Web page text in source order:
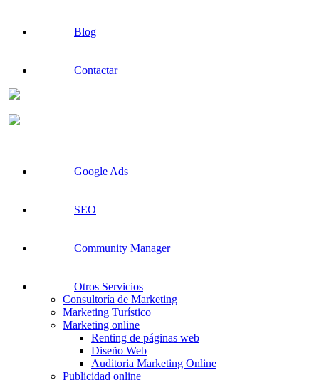
Blog
Contactar
Google Ads
SEO
Community Manager
Otros Servicios
Consultoría de Marketing
Marketing Turístico
Marketing online
Renting de páginas web
Diseño Web
Auditoria Marketing Online
Publicidad online